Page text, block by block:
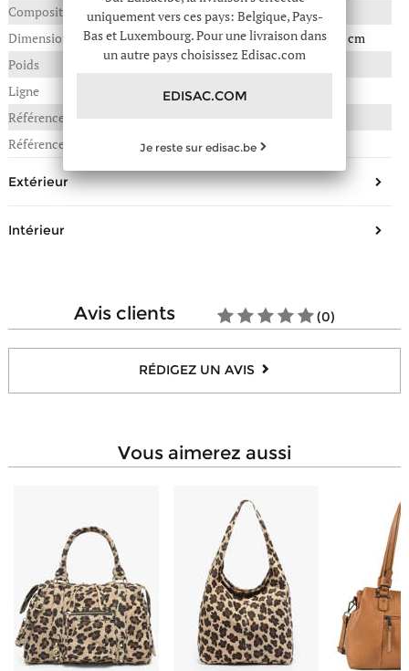
Composition
CUIR DE VACHETTE
Dimensions
24(L) x 6(P) x 18(H) en cm
Poids
0,320 kg
Ligne
Velvet leopardo
Référence :
Référence fournisseur
VL25064
Extérieur
Hauteur de la anse
23 cm
Bandoulière réglable
Oui
Oui
Type de portée
A l'épaule, En bandoulière
Intérieur
Composition
Synthétique
avis clients (0)
RÉDIGEZ UN AVIS
vous aimerez aussi
uniquement vers ces pays: Belgique, Pays-
Bas et Luxembourg. Pour une livraison dans
un autre pays choisissez Edisac.com
EDISAC.COM
Je reste sur edisac.be